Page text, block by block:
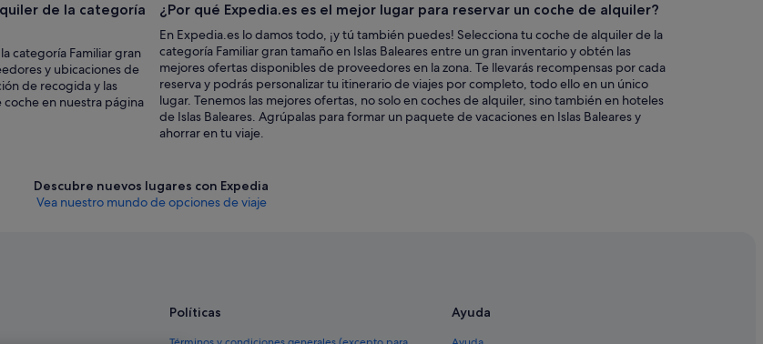
de la categoría
categoría Familiar gran
y ubicaciones de
de recogida y las
coche en nuestra página
¿Por qué Expedia.es es el mejor lugar para reservar un coche de alquiler?
En Expedia.es lo damos todo, ¡y tú también puedes! Selecciona tu coche de alquiler de la
categoría Familiar gran tamaño en Islas Baleares entre un gran inventario y obtén las
mejores ofertas disponibles de proveedores en la zona. Te llevarás recompensas por cada
reserva y podrás personalizar tu itinerario de viajes por completo, todo ello en un único
lugar. Tenemos las mejores ofertas, no solo en coches de alquiler, sino también en hoteles
de Islas Baleares. Agrúpalas para formar un paquete de vacaciones en Islas Baleares y
ahorrar en tu viaje.
Descubre nuevos lugares con Expedia
Vea nuestro mundo de opciones de viaje
Políticas Ayuda